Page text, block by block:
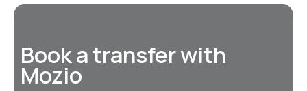
Book a transfer with
Mozio